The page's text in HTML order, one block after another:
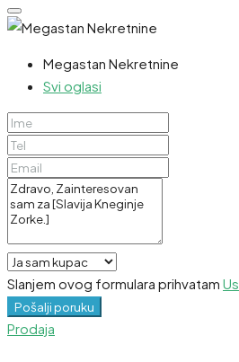
Megastan Nekretnine
Svi oglasi
Slanjem ovog formulara prihvatam
Pošalji poruku
Prodaja